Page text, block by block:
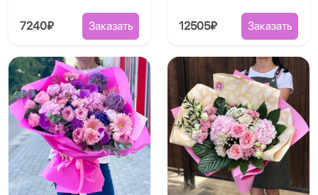
7240₽ Заказать 12505₽ Заказать